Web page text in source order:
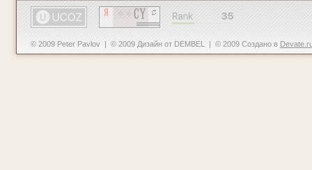
© 2009 Peter Pavlov | © 2009 Дизайн от DEMBEL | © 2009 Создано в